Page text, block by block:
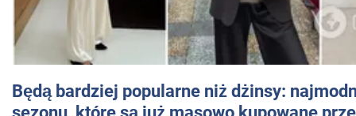
Będą bardziej popularne niż dżinsy: